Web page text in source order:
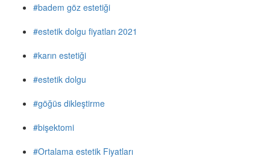
#badem göz estetiği
#estetik dolgu fiyatları 2021
#karın estetiği
#estetik dolgu
#göğüs dikleştirme
#bişektomi
#Ortalama estetik Fiyatları